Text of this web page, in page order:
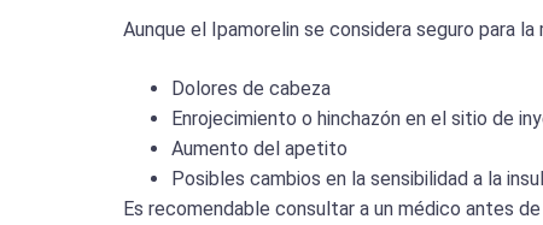
Aunque el Ipamorelin se considera seguro para
Dolores de cabeza
Enrojecimiento o hinchazón en el sitio de
Aumento del apetito
Posibles cambios en la sensibilidad a la
Es recomendable consultar a un médico antes